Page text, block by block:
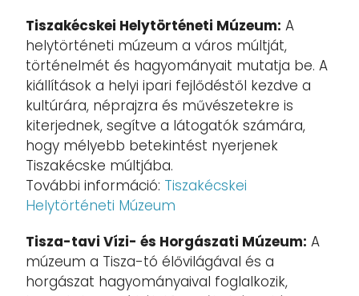
Tiszakécskei Helytörténeti Múzeum: A
helytörténeti múzeum a város múltját,
történelmét és hagyományait mutatja be. A
kiállítások a helyi ipari fejlődéstől kezdve a
kultúrára, néprajzra és művészetekre is
kiterjednek, segítve a látogatók számára,
hogy mélyebb betekintést nyerjenek
Tiszakécske múltjába.
További információ: Tiszakécskei
Helytörténeti Múzeum
Tisza-tavi Vízi- és Horgászati Múzeum: A
múzeum a Tisza-tó élővilágával és a
horgászat hagyományaival foglalkozik,